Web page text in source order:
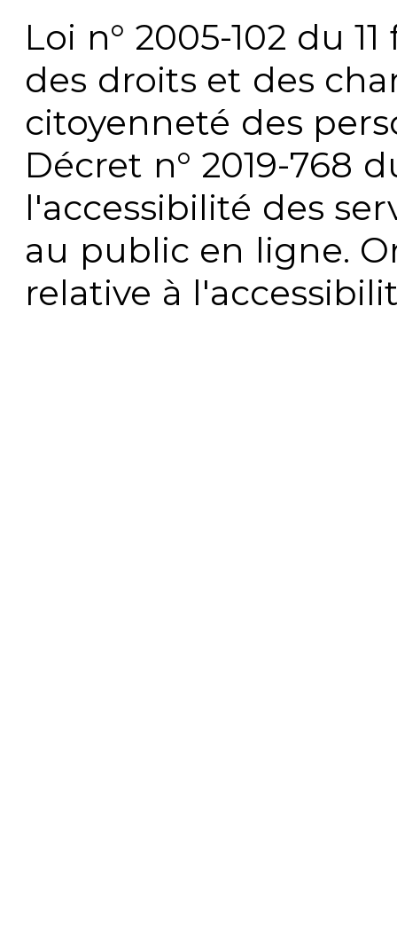
Loi n° 2005-102 du
des droits et des
citoyenneté des
Décret n° 2019-768
l'accessibilité des
au public en ligne.
relative à